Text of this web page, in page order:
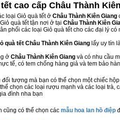
cao cấp Châu Thành
loại Giỏ quà tết ở Châu Thành Kiên Giang
quà tết tận nơi ở tại Châu Thành Kiên
phối các loại Giỏ quà tết cho các đại lý có
quà tết Châu Thành Kiên Giang lấy uy tín
ở Châu Thành Kiên Giang và có nhu cầu
tế, có tem chống hàng giả và tem bảo
đối tượng mà bạn có thể chọn một chiếc
chọn các loại rượu mạnh và các loại trà,
đình nha bạn
cũng có thể chọn các mẫu hoa lan hồ điệp